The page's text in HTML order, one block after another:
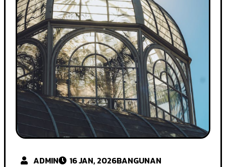
ADMIN 16 JAN, 2026BANGUNAN